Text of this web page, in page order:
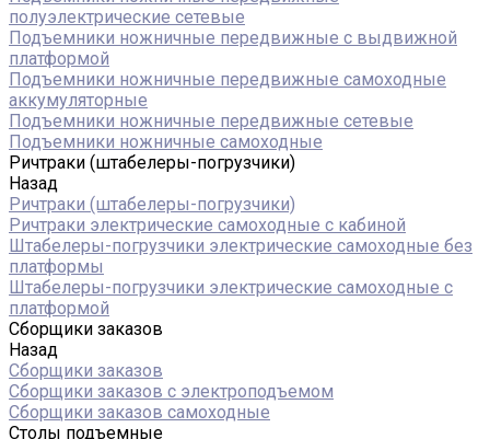
полуэлектрические сетевые
Подъемники ножничные передвижные с выдвижной
платформой
Подъемники ножничные передвижные самоходные
аккумуляторные
Подъемники ножничные передвижные сетевые
Подъемники ножничные самоходные
Ричтраки (штабелеры-погрузчики)
Назад
Ричтраки (штабелеры-погрузчики)
Ричтраки электрические самоходные с кабиной
Штабелеры-погрузчики электрические самоходные без
платформы
Штабелеры-погрузчики электрические самоходные с
платформой
Сборщики заказов
Назад
Сборщики заказов
Сборщики заказов с электроподъемом
Сборщики заказов самоходные
Столы подъемные